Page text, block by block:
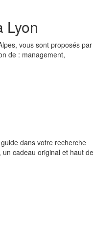
Lyon
vous sont proposés par
de : management,
dans votre recherche
cadeau original et haut de